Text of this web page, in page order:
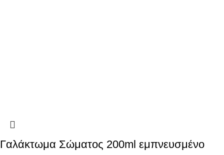
Γαλάκτωμα Σώματος 200ml εμπνευσμένο